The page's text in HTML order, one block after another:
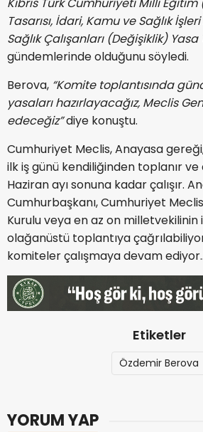
Tasarısı, İdari, Kamu ve Sağlık
Sağlık Çalışanları (Değişiklik) Yasa
gündemlerinde olduğunu söyledi.
Berova, “Komite toplantısında
yasaları hazırlayacağız, Meclis
edeceğiz”diye konuştu.
Cumhuriyet Meclis, Anayasa gereği,
ilk iş günü kendiliğinden toplanır
Haziran ayı sonuna kadar çalışır.
Cumhurbaşkanı, Cumhuriyet
Kurulu veya en az on
olağanüstü toplantıya
komiteler çalışmaya devam
Etiketler
Özdemir Berova
YORUM YAP